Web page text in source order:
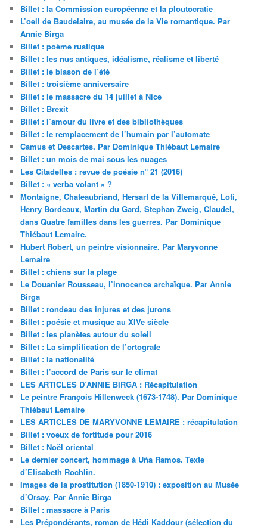
Billet : la Commission européenne et la ploutocratie
L’oeil de Baudelaire, au musée de la Vie romantique. Par
Annie Birga
Billet : poème rustique
Billet : les nus antiques, idéalisme, réalisme et liberté
Billet : le blason de l’été
Billet : troisième anniversaire
Billet : le massacre du 14 juillet à Nice
Billet : Brexit
Billet : l’amour du livre et des bibliothèques
Billet : le remplacement de l’humain par l’automate
Camus et Descartes. Par Dominique Thiébaut Lemaire
Billet : un mois de mai sous les nuages
Les Citadelles : revue de poésie n° 21 (2016)
Billet : « verba volant » ?
Montaigne, Chateaubriand, Hersart de la Villemarqué, Loti,
Henry Bordeaux, Martin du Gard, Stephan Zweig, Claudel,
dans Quatre familles dans les guerres. Par Dominique
Thiébaut Lemaire.
Hubert Robert, un peintre visionnaire. Par Maryvonne
Lemaire
Billet : chiens sur la plage
Le Douanier Rousseau, l’innocence archaïque. Par Annie
Birga
Billet : rondeau des injures et des jurons
Billet : poésie et musique au XIVe siècle
Billet : les planètes autour du soleil
Billet : La simplification de l’ortografe
Billet : la nationalité
Billet : l’accord de Paris sur le climat
LES ARTICLES D’ANNIE BIRGA : Récapitulation
Le peintre François Hillenweck (1673-1748). Par Dominique
Thiébaut Lemaire
LES ARTICLES DE MARYVONNE LEMAIRE : récapitulation
Billet : voeux de fortitude pour 2016
Billet : Noël oriental
Le dernier concert, hommage à Uña Ramos. Texte
d’Elisabeth Rochlin.
Images de la prostitution (1850-1910) : exposition au Musée
d’Orsay. Par Annie Birga
Billet : massacre à Paris
Les Prépondérants, roman de Hédi Kaddour (sélection du